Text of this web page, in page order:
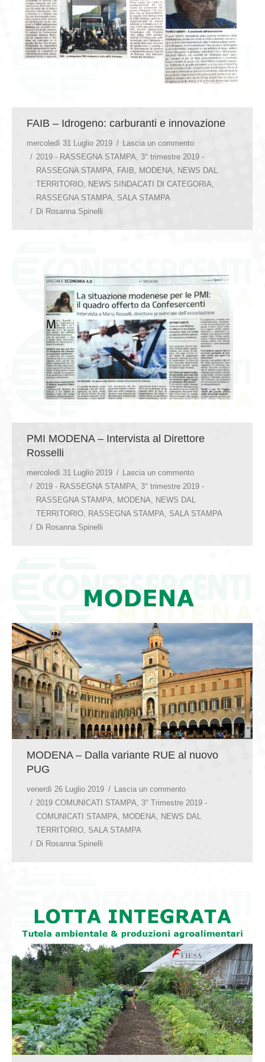
FAIB – Idrogeno: carburanti e innovazione
mercoledì 31 Luglio 2019
Lascia un commento
2019 - RASSEGNA STAMPA, 3° trimestre 2019 -
RASSEGNA STAMPA, FAIB, MODENA, NEWS DAL
TERRITORIO, NEWS SINDACATI DI CATEGORIA,
RASSEGNA STAMPA, SALA STAMPA
Di Rosanna Spinelli
PMI MODENA – Intervista al Direttore
Rosselli
mercoledì 31 Luglio 2019
Lascia un commento
2019 - RASSEGNA STAMPA, 3° trimestre 2019 -
RASSEGNA STAMPA, MODENA, NEWS DAL
TERRITORIO, RASSEGNA STAMPA, SALA STAMPA
Di Rosanna Spinelli
MODENA – Dalla variante RUE al nuovo
PUG
venerdì 26 Luglio 2019
Lascia un commento
2019 COMUNICATI STAMPA
3° Trimestre 2019 -
COMUNICATI STAMPA
MODENA
NEWS DAL
TERRITORIO SALA STAMPA
Di Rosanna Spinelli